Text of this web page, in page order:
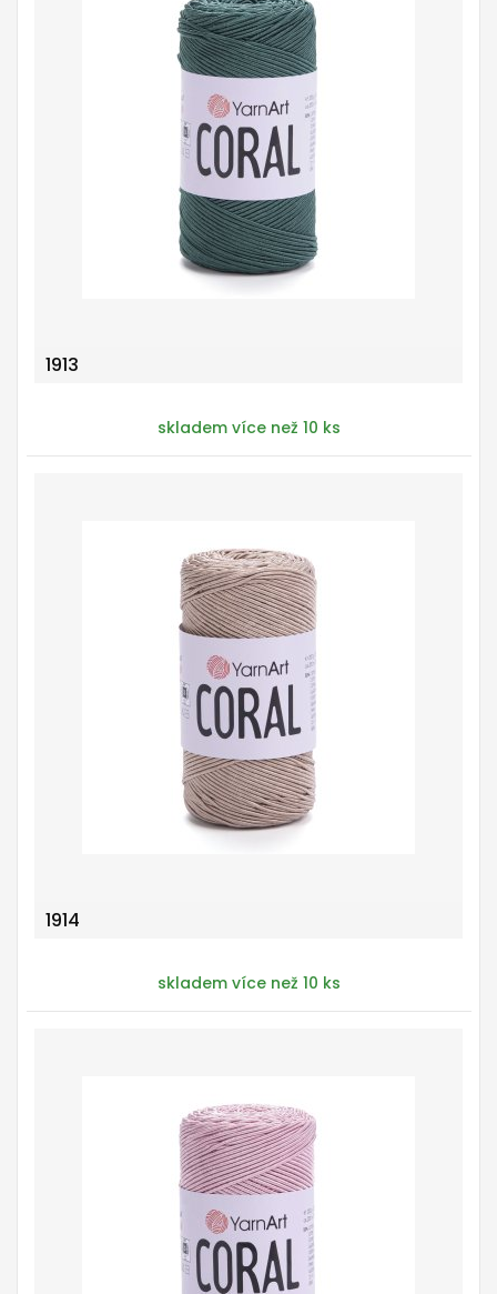
1913
skladem více než 10 ks
1914
skladem více než 10 ks